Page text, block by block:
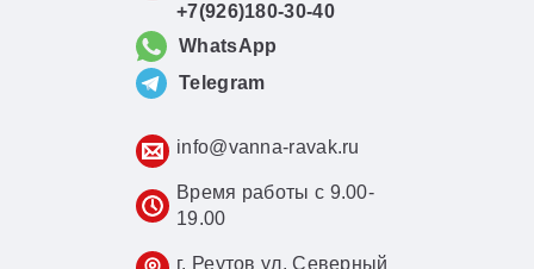
+7(926)180-30-40
WhatsApp
Telegram
info@vanna-ravak.ru
Время работы с 9.00-
19.00
г. Реутов ул. Северный